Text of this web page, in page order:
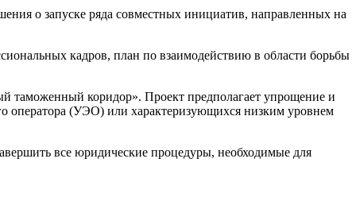
о запуске ряда совместных инициатив, направленных на
кадров, план по взаимодействию в области борьбы
таможенный коридор». Проект предполагает упрощение и
оператора (УЭО) или характеризующихся низким уровнем
все юридические процедуры, необходимые для